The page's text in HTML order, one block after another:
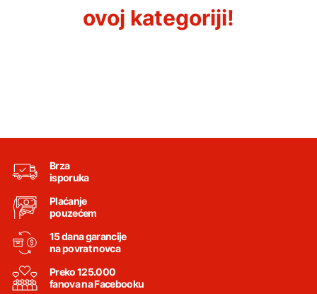
ovoj kategoriji!
Brza
isporuka
Plaćanje
pouzećem
15 dana garancije
na povrat novca
Preko 125.000
fanova na Facebooku